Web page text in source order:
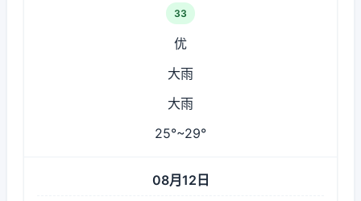
33
优
大雨
大雨
25°~29°
08月12日